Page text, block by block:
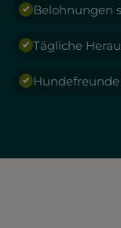
Belohnungen
Tägliche